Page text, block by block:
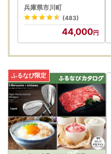
た】【定期便】タズミの
卵(30個×6ヶ月)044AB
01N.／こだわり卵 市川
町産 兵庫県産 たまご た
まごかけご飯 玉子 生卵
兵庫県市川町
(483)
44,000